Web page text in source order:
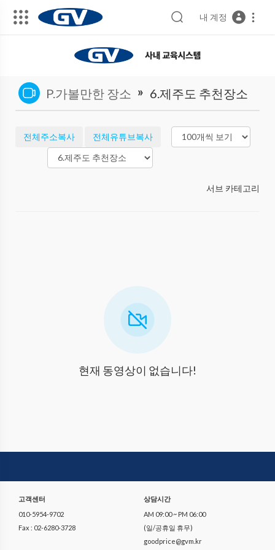
내 계정
P.가볼만한 장소 » 6.제주도 추천장소
전체주소복사 전체유튜브복사
서브 카테고리
현재 동영상이 없습니다!
고객센터
010-5954-9702
Fax : 02-6280-3728
상담시간
AM 09:00 ~ PM 06:00
(일/공휴일 휴무)
goodprice@gvm.kr